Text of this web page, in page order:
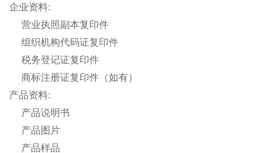
企业资料:
营业执照副本复印件
组织机构代码证复印件
税务登记证复印件
商标注册证复印件（如有）
产品资料:
产品说明书
产品图片
产品样品